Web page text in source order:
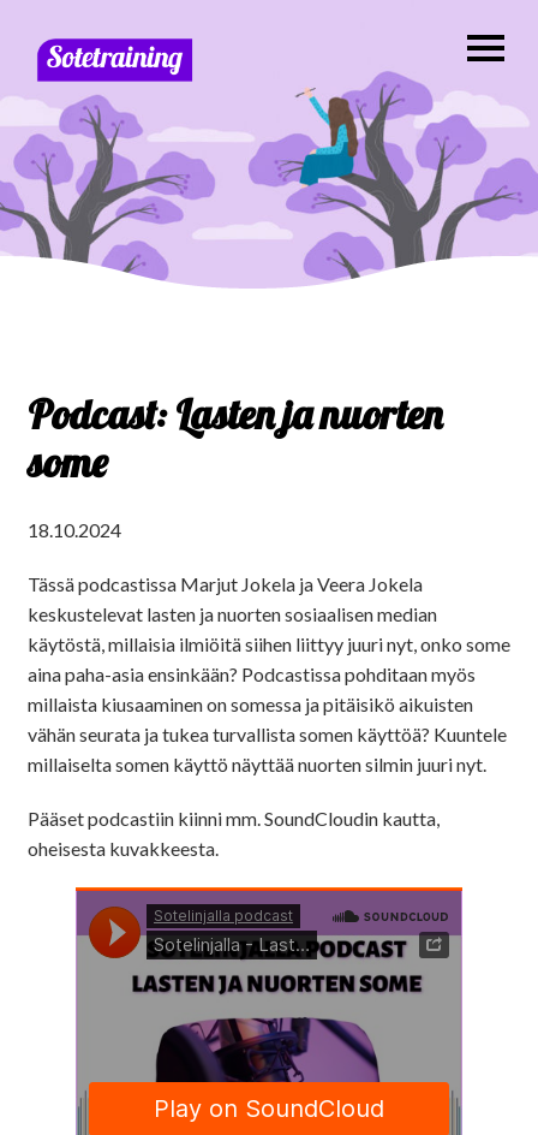
Podcast: Lasten ja nuorten
some
18.10.2024
Tässä podcastissa Marjut Jokela ja Veera Jokela
keskustelevat lasten ja nuorten sosiaalisen median
käytöstä, millaisia ilmiöitä siihen liittyy juuri nyt, onko some
aina paha-asia ensinkään? Podcastissa pohditaan myös
millaista kiusaaminen on somessa ja pitäisikö aikuisten
vähän seurata ja tukea turvallista somen käyttöä? Kuuntele
millaiselta somen käyttö näyttää nuorten silmin juuri nyt.
Pääset podcastiin kiinni mm. SoundCloudin kautta,
oheisesta kuvakkeesta.